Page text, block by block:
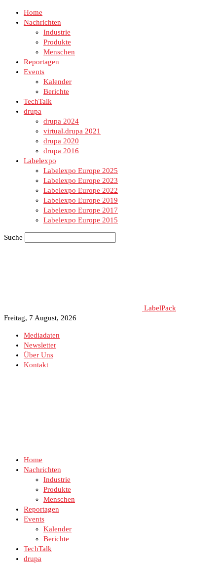
Home
Nachrichten
Industrie
Produkte
Menschen
Reportagen
Events
Kalender
Berichte
TechTalk
drupa
drupa 2024
virtual.drupa 2021
drupa 2020
drupa 2016
Labelexpo
Labelexpo Europe 2025
Labelexpo Europe 2023
Labelexpo Europe 2022
Labelexpo Europe 2019
Labelexpo Europe 2017
Labelexpo Europe 2015
Suche
LabelPack
Freitag, 7 August, 2026
Mediadaten
Newsletter
Über Uns
Kontakt
Home
Nachrichten
Industrie
Produkte
Menschen
Reportagen
Events
Kalender
Berichte
TechTalk
drupa